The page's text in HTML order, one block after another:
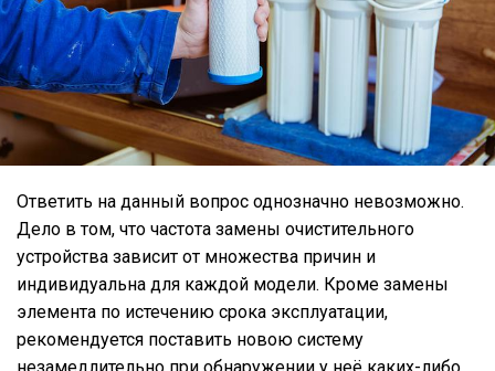
Ответить на данный вопрос однозначно невозможно.
Дело в том, что частота замены очистительного
устройства зависит от множества причин и
индивидуальна для каждой модели. Кроме замены
элемента по истечению срока эксплуатации,
рекомендуется поставить новою систему
незамедлительно при обнаружении у неё каких-либо